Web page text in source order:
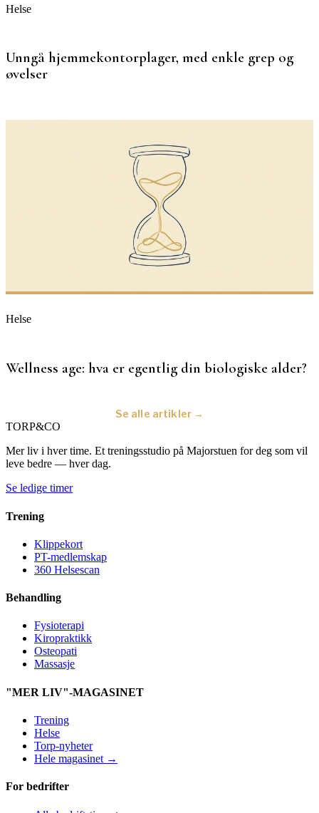
Helse
Unngå hjemmekontorplager, med enkle grep og
øvelser
Helse
Wellness age: hva er egentlig din biologiske alder?
Se alle artikler →
TORP&CO
Mer liv i hver time. Et treningsstudio på Majorstuen for deg som vil
leve bedre — hver dag.
Se ledige timer
Trening
Klippekort
PT-medlemskap
360 Helsescan
Behandling
Fysioterapi
Kiropraktikk
Osteopati
Massasje
"MER LIV"-MAGASINET
Trening
Helse
Torp-nyheter
Hele magasinet →
For bedrifter